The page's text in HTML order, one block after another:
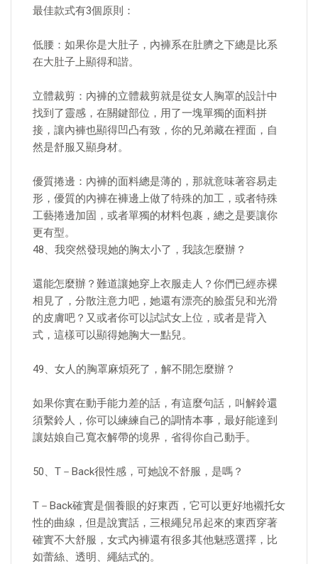
最佳款式有3個原則：
低腰：如果你是大肚子，內褲系在肚臍之下總是比系
在大肚子上顯得和諧。
立體裁剪：內褲的立體裁剪就是從女人胸罩的設計中
找到了靈感，在關鍵部位，用了一塊單獨的面料拼
接，讓內褲也顯得凹凸有致，你的兄弟藏在裡面，自
然是舒服又顯身材。
優質捲邊：內褲的面料總是薄的，那就意味著容易走
形，優質的內褲在褲邊上做了特殊的加工，或者特殊
工藝捲邊加固，或者單獨的材料包裹，總之是要讓你
更有型。
48、我突然發現她的胸太小了，我該怎麼辦？
還能怎麼辦？難道讓她穿上衣服走人？你們已經赤裸
相見了，分散注意力吧，她還有漂亮的臉蛋兒和光滑
的皮膚吧？又或者你可以試試女上位，或者是背入
式，這樣可以顯得她胸大一點兒。
49、女人的胸罩麻煩死了，解不開怎麼辦？
如果你實在動手能力差的話，有這麼句話，叫解鈴還
須繫鈴人，你可以練練自己的調情本事，最好能達到
讓姑娘自己寬衣解帶的境界，省得你自己動手。
50、T－Back很性感，可她說不舒服，是嗎？
T－Back確實是個養眼的好東西，它可以更好地襯托女
性的曲線，但是說實話，三根繩兒吊起來的東西穿著
確實不大舒服，女式內褲還有很多其他魅惑選擇，比
如蕾絲、透明、繩結式的。